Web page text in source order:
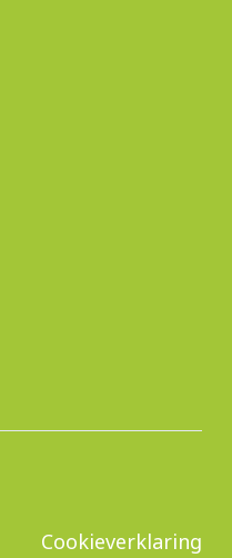
Cookieverklaring